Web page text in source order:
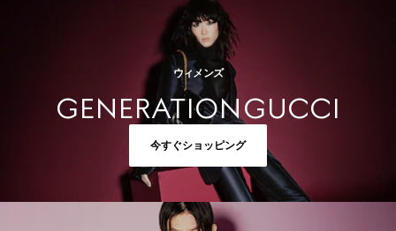
ウィメンズ
GENERATION GUCCI
今すぐショッピング